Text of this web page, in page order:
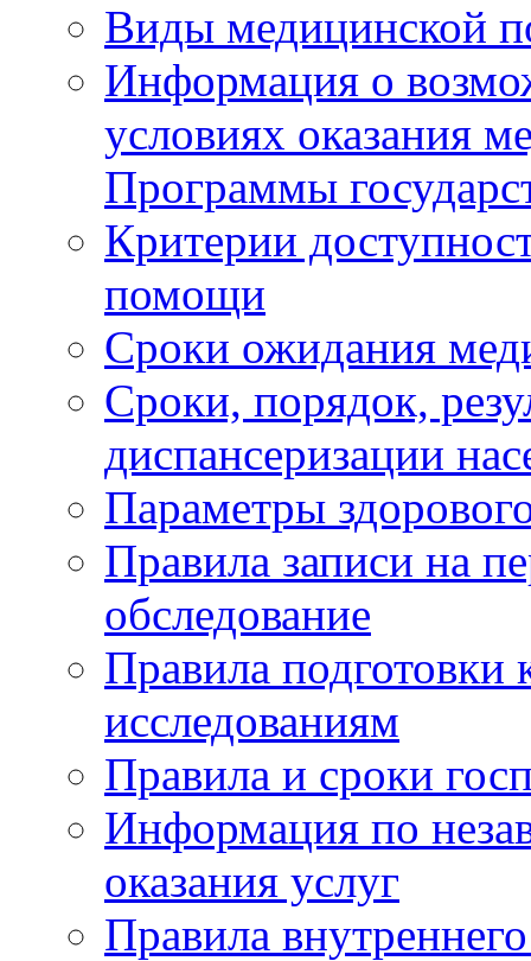
Виды медицинской
Информация о
условиях оказания
Программы
Критерии
помощи
Сроки ожидания
Сроки, порядок,
диспансеризации
Параметры
Правила записи на
обследование
Правила подготовки
исследованиям
Правила и сроки
Информация по
оказания услуг
Правила